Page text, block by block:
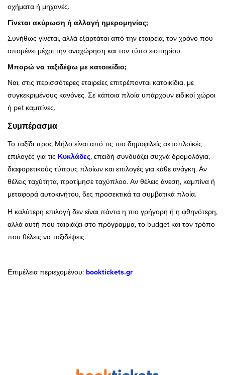
οχήματα ή μηχανές.
Γίνεται ακύρωση ή αλλαγή ημερομηνίας;
Συνήθως γίνεται, αλλά εξαρτάται από την εταιρεία, τον χρόνο που
απομένει μέχρι την αναχώρηση και τον τύπο εισιτηρίου.
Μπορώ να ταξιδέψω με κατοικίδιο;
Ναι, στις περισσότερες εταιρείες επιτρέπονται κατοικίδια, με
συγκεκριμένους κανόνες. Σε κάποια πλοία υπάρχουν ειδικοί χώροι
ή pet καμπίνες.
Συμπέρασμα
Το ταξίδι προς Μήλο είναι από τις πιο δημοφιλείς ακτοπλοϊκές
επιλογές για τις Κυκλάδες, επειδή συνδυάζει συχνά δρομολόγια,
διαφορετικούς τύπους πλοίων και επιλογές για κάθε ανάγκη. Αν
θέλεις ταχύτητα, προτίμησε ταχύπλοο. Αν θέλεις άνεση, καμπίνα ή
μεταφορά αυτοκινήτου, δες προσεκτικά τα συμβατικά πλοία.
Η καλύτερη επιλογή δεν είναι πάντα η πιο γρήγορη ή η φθηνότερη,
αλλά αυτή που ταιριάζει στο πρόγραμμα, το budget και τον τρόπο
που θέλεις να ταξιδέψεις.
Επιμέλεια περιεχομένου: booktickets.gr